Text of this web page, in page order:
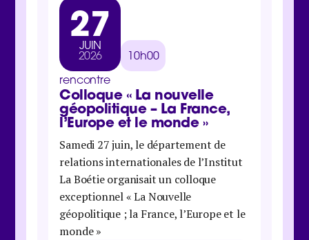
27
JUIN
2026
10h00
rencontre
Colloque « La nouvelle
géopolitique – La France,
l’Europe et le monde »
Samedi 27 juin, le département de
relations internationales de l’Institut
La Boétie organisait un colloque
exceptionnel « La Nouvelle
géopolitique ; la France, l’Europe et le
monde »